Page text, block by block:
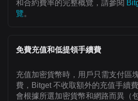
和合約費率的完整概覽，請參閱
覽。
免費充值和低提領手續費
充值加密貨幣時，用戶只需支付區
費，Bitget 不收取額外的充值手續
會根據所選加密貨幣和網路而異（